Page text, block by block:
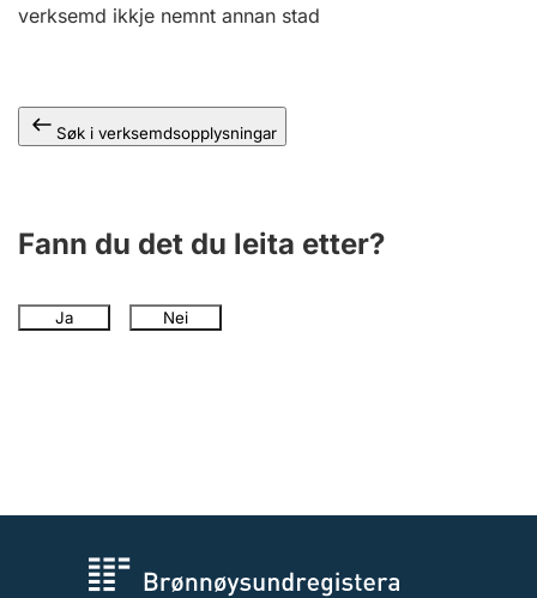
verksemd ikkje nemnt annan stad
Søk i verksemdsopplysningar
Fann du det du leita etter?
Ja Nei